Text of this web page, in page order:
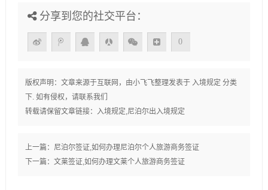
分享到您的社交平台：
0
版权声明：文章来源于互联网，由小飞飞整理发表于 入境规定 分类
下. 如有侵权，请联系我们
转载请保留文章链接： 入境规定,尼泊尔出入境规定
上一篇： 尼泊尔签证,如何办理尼泊尔个人旅游商务签证
下一篇： 文莱签证,如何办理文莱个人旅游商务签证